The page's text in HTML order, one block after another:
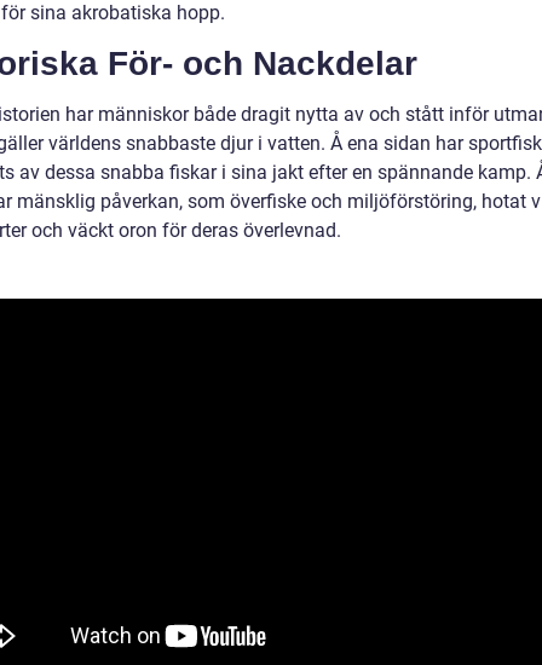
sina akrobatiska hopp.
För- och Nackdelar
har människor både dragit nytta av och stått inför
världens snabbaste djur i vatten. Å ena sidan har
av dessa snabba fiskar i sina jakt efter en spännande kamp.
mänsklig påverkan, som överfiske och miljöförstöring, hotat
och väckt oron för deras överlevnad.